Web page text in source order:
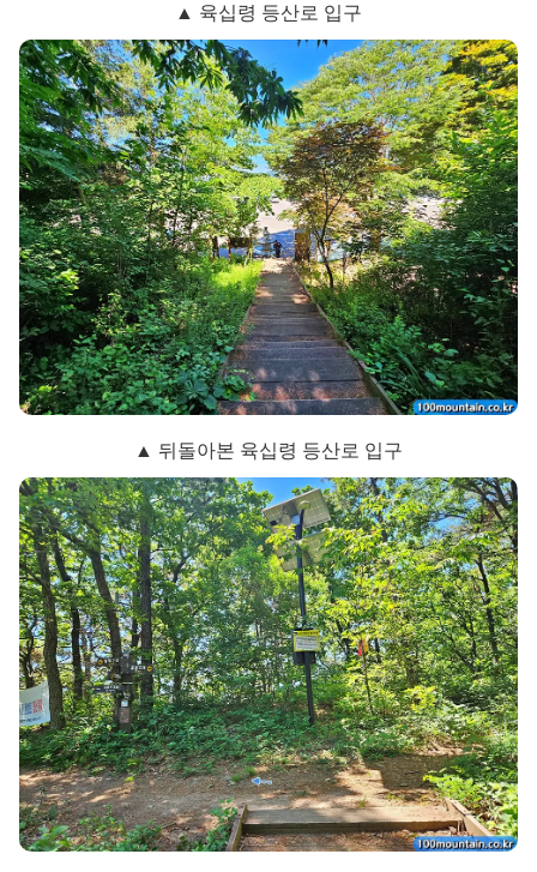
▲ 육십령 등산로 입구
▲ 뒤돌아본 육십령 등산로 입구